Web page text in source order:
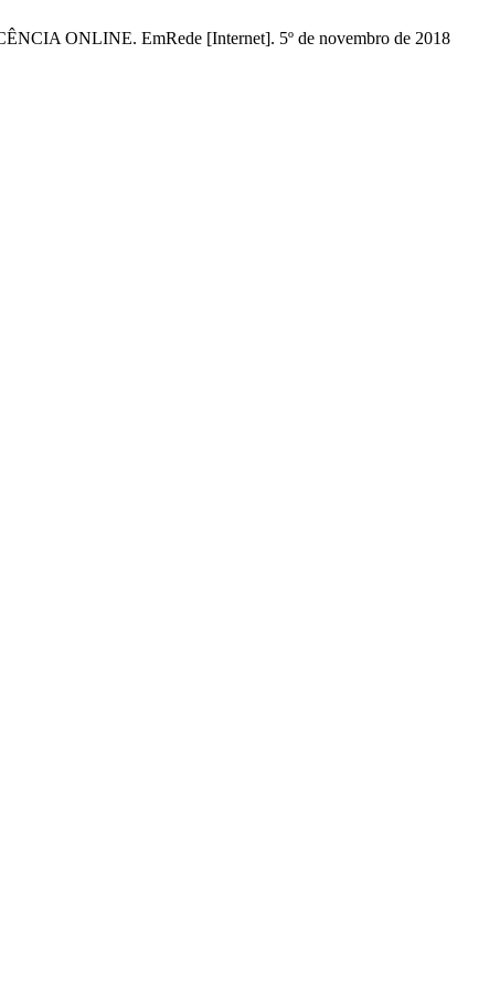
ONLINE. EmRede [Internet]. 5º de novembro de 2018